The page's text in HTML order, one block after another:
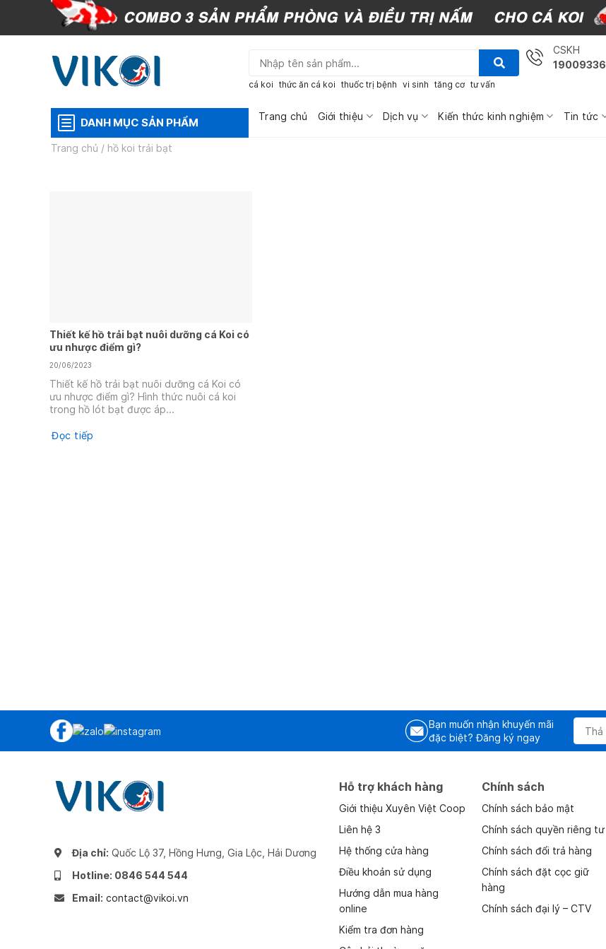
content
cá koi thức ăn cá koi thuốc trị bệnh vi sinh tăng cơ tư vấn
CSKH
19009336
DANH MỤC SẢN PHẨM Trang chủ Giới thiệu Dịch vụ Kiến thức kinh nghiệm Tin tức
Trang chủ / hồ koi trải bạt
Thiết kế hồ trải bạt nuôi dưỡng cá Koi có
ưu nhược điểm gì?
20/06/2023
Thiết kế hồ trải bạt nuôi dưỡng cá Koi có
ưu nhược điểm gì? Hình thức nuôi cá koi
trong hồ lót bạt được áp...
Đọc tiếp
Bạn muốn nhận khuyến mãi
đặc biệt? Đăng ký ngay
Địa chỉ: Quốc Lộ 37, Hồng Hưng, Gia Lộc, Hải Dương
Hotline: 0846 544 544
Email: contact@vikoi.vn
Hỗ trợ khách hàng
Giới thiệu Xuyên Việt Coop
Liên hệ 3
Hệ thống cửa hàng
Điều khoản sử dụng
Hướng dẫn mua hàng
online
Kiểm tra đơn hàng
Chính sách
Chính sách bảo mật
Chính sách quyền riêng tư
Chính sách đổi trả hàng
Chính sách đặt cọc giữ
hàng
Chính sách đại lý – CTV